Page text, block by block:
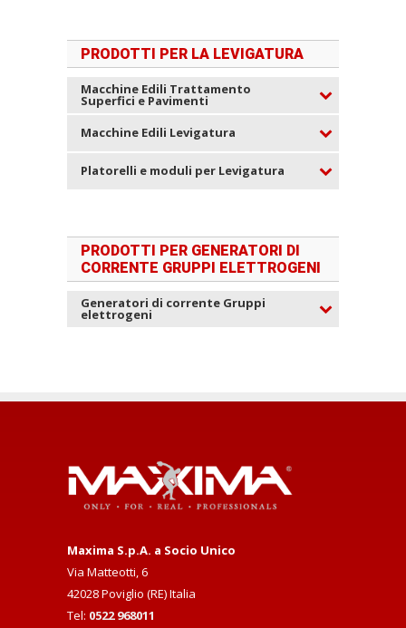
PRODOTTI PER LA LEVIGATURA
Macchine Edili Trattamento
Superfici e Pavimenti
Macchine Edili Levigatura
Platorelli e moduli per Levigatura
PRODOTTI PER GENERATORI DI
CORRENTE GRUPPI ELETTROGENI
Generatori di corrente Gruppi
elettrogeni
Maxima S.p.A. a Socio Unico
Via Matteotti, 6
42028 Poviglio (RE) Italia
Tel: 0522 968011